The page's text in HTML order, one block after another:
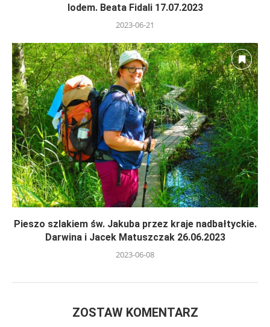
lodem. Beata Fidali 17.07.2023
2023-06-21
Pieszo szlakiem św. Jakuba przez kraje nadbałtyckie.
Darwina i Jacek Matuszczak 26.06.2023
2023-06-08
ZOSTAW KOMENTARZ